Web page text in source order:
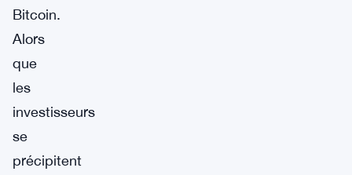
Bitcoin.
Alors
que
les
investisseurs
se
précipitent